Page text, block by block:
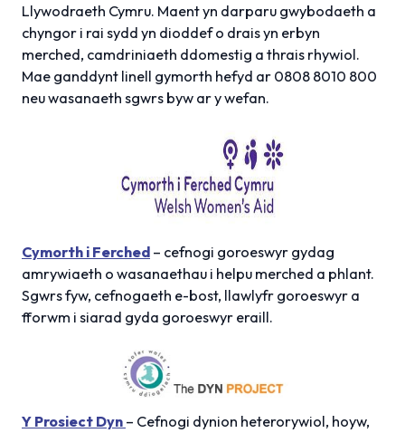
Llywodraeth Cymru. Maent yn darparu gwybodaeth a
chyngor i rai sydd yn dioddef o drais yn erbyn
merched, camdriniaeth ddomestig a thrais rhywiol.
Mae ganddynt linell gymorth hefyd ar 0808 8010 800
neu wasanaeth sgwrs byw ar y wefan.
Cymorth i Ferched – cefnogi goroeswyr gydag
amrywiaeth o wasanaethau i helpu merched a phlant.
Sgwrs fyw, cefnogaeth e-bost, llawlyfr goroeswyr a
fforwm i siarad gyda goroeswyr eraill.
Y Prosiect Dyn – Cefnogi dynion heterorywiol, hoyw,